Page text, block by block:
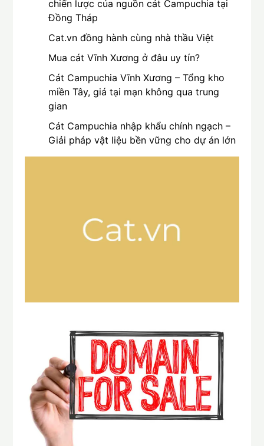
chiến lược của nguồn cát Campuchia tại
Đồng Tháp
Cat.vn đồng hành cùng nhà thầu Việt
Mua cát Vĩnh Xương ở đâu uy tín?
Cát Campuchia Vĩnh Xương – Tổng kho
miền Tây, giá tại mạn không qua trung
gian
Cát Campuchia nhập khẩu chính ngạch –
Giải pháp vật liệu bền vững cho dự án lớn